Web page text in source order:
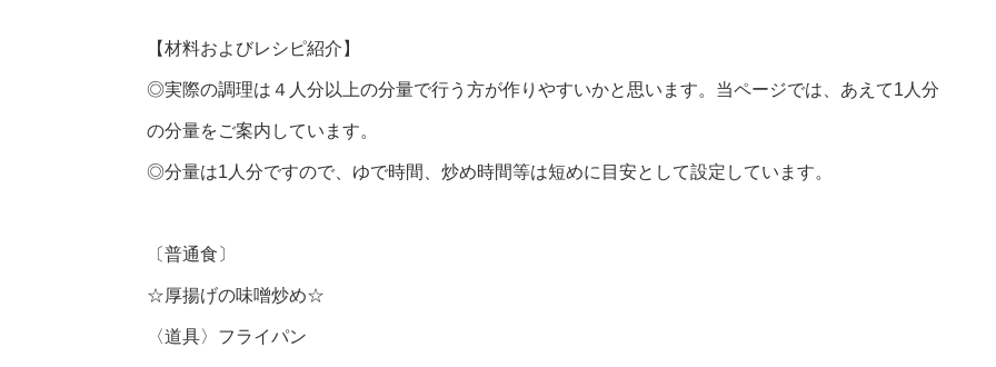
【材料およびレシピ紹介】
◎実際の調理は４人分以上の分量で行う方が作りやすいかと思います。当ページでは、あえて1人分
の分量をご案内しています。
◎分量は1人分ですので、ゆで時間、炒め時間等は短めに目安として設定しています。
〔普通食〕
☆厚揚げの味噌炒め☆
〈道具〉フライパン